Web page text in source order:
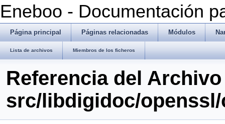
Eneboo - Documentación
Página principal Páginas relacionadas Módulos
Lista de archivos Miembros de los ficheros
Referencia del Archivo
src/libdigidoc/